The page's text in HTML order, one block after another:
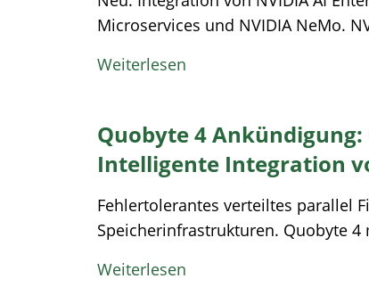
Microservices und NVIDIA NeMo.
Weiterlesen
Quobyte 4
Intelligente Integration
Fehlertolerantes verteiltes parallel
Speicherinfrastrukturen. Quobyte
Weiterlesen